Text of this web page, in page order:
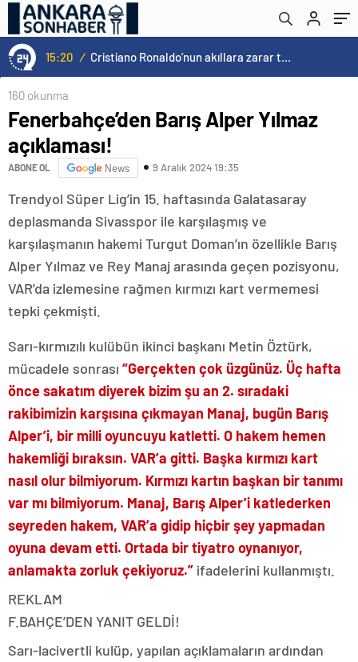
15:20 / Cristiano Ronaldo’nun akıllara zarar tüm kariyerinin istatistiğini çıkardık !
160 okunma
Fenerbahçe’den Barış Alper Yılmaz
açıklaması!
ABONE OL News 9 Aralık 2024 19:35
Trendyol Süper Lig’in 15. haftasında Galatasaray
deplasmanda Sivasspor ile karşılaşmış ve
karşılaşmanın hakemi Turgut Doman’ın özellikle Barış
Alper Yılmaz ve Rey Manaj arasında geçen pozisyonu,
VAR’da izlemesine rağmen kırmızı kart vermemesi
tepki çekmişti.
Sarı-kırmızılı kulübün ikinci başkanı Metin Öztürk,
mücadele sonrası “Gerçekten çok üzgünüz. Üç hafta
önce sakatım diyerek bizim şu an 2. sıradaki
rakibimizin karşısına çıkmayan Manaj, bugün Barış
Alper’i, bir milli oyuncuyu katletti. O hakem hemen
hakemliği bıraksın. VAR’a gitti. Başka kırmızı kart
nasıl olur bilmiyorum. Kırmızı kartın başkan bir tanımı
var mı bilmiyorum. Manaj, Barış Alper’i katlederken
seyreden hakem, VAR’a gidip hiçbir şey yapmadan
oyuna devam etti. Ortada bir tiyatro oynanıyor,
anlamakta zorluk çekiyoruz.” ifadelerini kullanmıştı.
REKLAM
F.BAHÇE’DEN YANIT GELDİ!
Sarı-lacivertli kulüp, yapılan açıklamaların ardından